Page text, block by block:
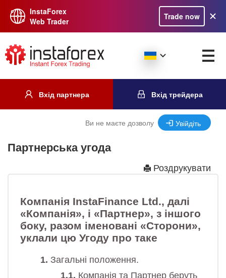
InstaForex
Web Trader
Trade now
Вхід партнера Вхід трейдера
Ви не маєте дозволу Увійдіть
Партнерська угода
Роздрукувати